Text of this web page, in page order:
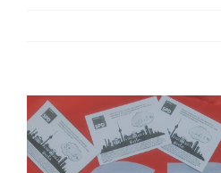
Zeige
grösseres
Bild